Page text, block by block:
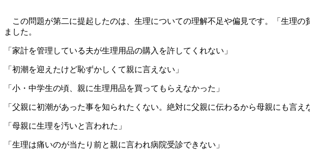
この問題が第二に提起したのは、生理についての理解不足や偏見です。「生理
ました。
「家計を管理している夫が生理用品の購入を許してくれない」
「初潮を迎えたけど恥ずかしくて親に言えない」
「小・中学生の頃、親に生理用品を買ってもらえなかった」
「父親に初潮があった事を知られたくない。絶対に父親に伝わるから母親にも言え
「母親に生理を汚いと言われた」
「生理は痛いのが当たり前と親に言われ病院受診できない」